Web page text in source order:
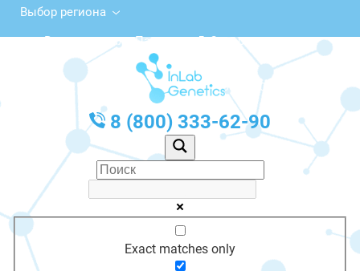
Выбор региона
ул. Вице-адмирала Падорина, 5, Североморск
с 10:00 до 20:00
График работы: Пн-Пт с 10:00 до 20:00
8 (800) 333-62-90
Exact matches only